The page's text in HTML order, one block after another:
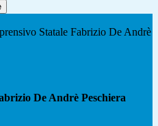
Statale Fabrizio De Andrè
De Andrè Peschiera